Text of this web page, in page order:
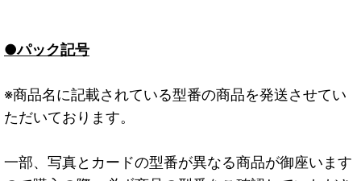
●パック記号
※商品名に記載されている型番の商品を発送させてい
ただいております。
一部、写真とカードの型番が異なる商品が御座います